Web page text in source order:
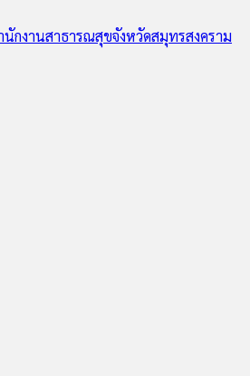
กงานสาธารณสุขจังหวัดสมุทรสงคราม